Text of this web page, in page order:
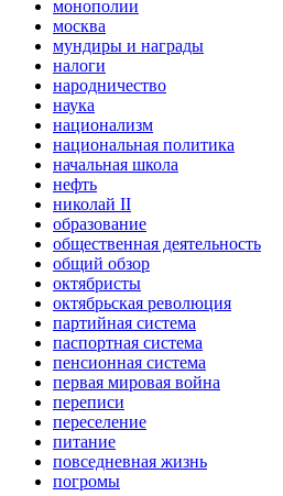
монополии
москва
мундиры и награды
налоги
народничество
наука
национализм
национальная политика
начальная школа
нефть
николай II
образование
общественная деятельность
общий обзор
октябристы
октябрьская революция
партийная система
паспортная система
пенсионная система
первая мировая война
переписи
переселение
питание
повседневная жизнь
погромы